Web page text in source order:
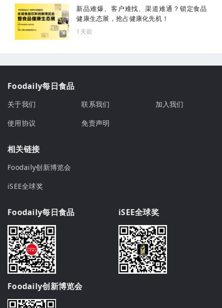
新品难爆、客户难找、渠道难通？锁定食品
健康生态展，抢占健康化先机！
1天前
Foodaily每日食品
关于我们 联系我们
加入我们
使用协议
免责声明
相关链接
Foodaily创新博览会
iSEE全球奖
Foodaily每日食品 iSEE全球奖
Foodaily创新博览会